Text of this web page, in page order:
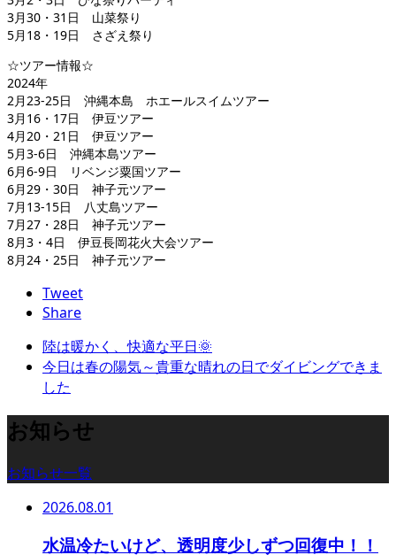
3月30・31日 山菜祭り
5月18・19日 さざえ祭り
☆ツアー情報☆
2024年
2月23-25日 沖縄本島 ホエールスイムツアー
3月16・17日 伊豆ツアー
4月20・21日 伊豆ツアー
5月3-6日 沖縄本島ツアー
6月6-9日 リベンジ粟国ツアー
6月29・30日 神子元ツアー
7月13-15日 八丈島ツアー
7月27・28日 神子元ツアー
8月3・4日 伊豆長岡花火大会ツアー
8月24・25日 神子元ツアー
Tweet
Share
陸は暖かく、快適な平日🌞
今日は春の陽気～貴重な晴れの日でダイビングできま
した
お知らせ
お知らせ一覧
2026.08.01
水温冷たいけど、透明度少しずつ回復中！！